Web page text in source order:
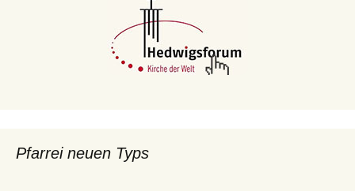
Pfarrei neuen Typs